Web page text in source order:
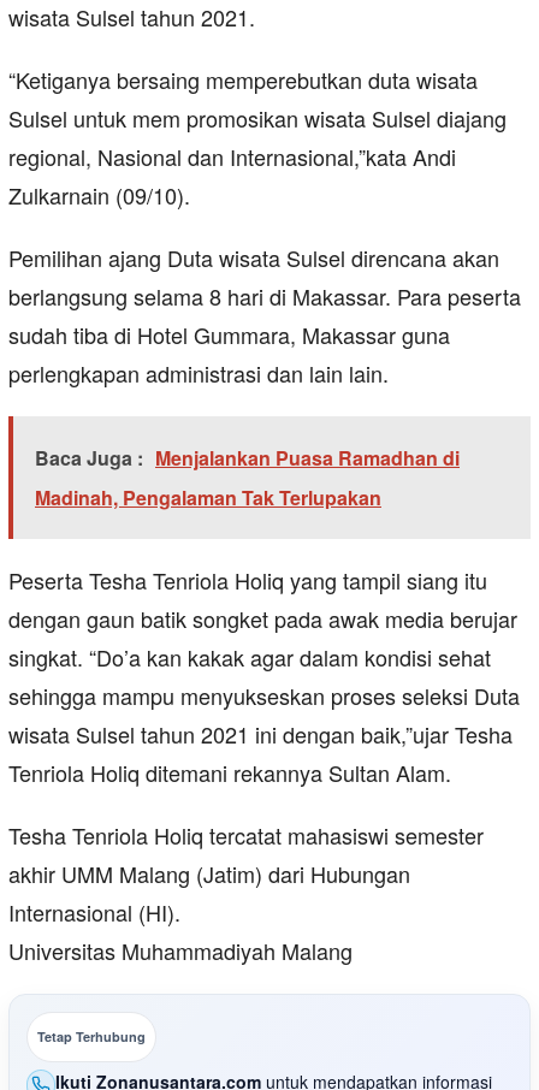
wisata Sulsel tahun 2021.
“Ketiganya bersaing memperebutkan duta wisata
Sulsel untuk mem promosikan wisata Sulsel diajang
regional, Nasional dan Internasional,”kata Andi
Zulkarnain (09/10).
Pemilihan ajang Duta wisata Sulsel direncana akan
berlangsung selama 8 hari di Makassar. Para peserta
sudah tiba di Hotel Gummara, Makassar guna
perlengkapan administrasi dan lain lain.
Baca Juga : Menjalankan Puasa Ramadhan di
Madinah, Pengalaman Tak Terlupakan
Peserta Tesha Tenriola Holiq yang tampil siang itu
dengan gaun batik songket pada awak media berujar
singkat. “Do’a kan kakak agar dalam kondisi sehat
sehingga mampu menyukseskan proses seleksi Duta
wisata Sulsel tahun 2021 ini dengan baik,”ujar Tesha
Tenriola Holiq ditemani rekannya Sultan Alam.
Tesha Tenriola Holiq tercatat mahasiswi semester
akhir UMM Malang (Jatim) dari Hubungan
Internasional (HI).
Universitas Muhammadiyah Malang
Tetap Terhubung
Ikuti Zonanusantara.com untuk mendapatkan informasi